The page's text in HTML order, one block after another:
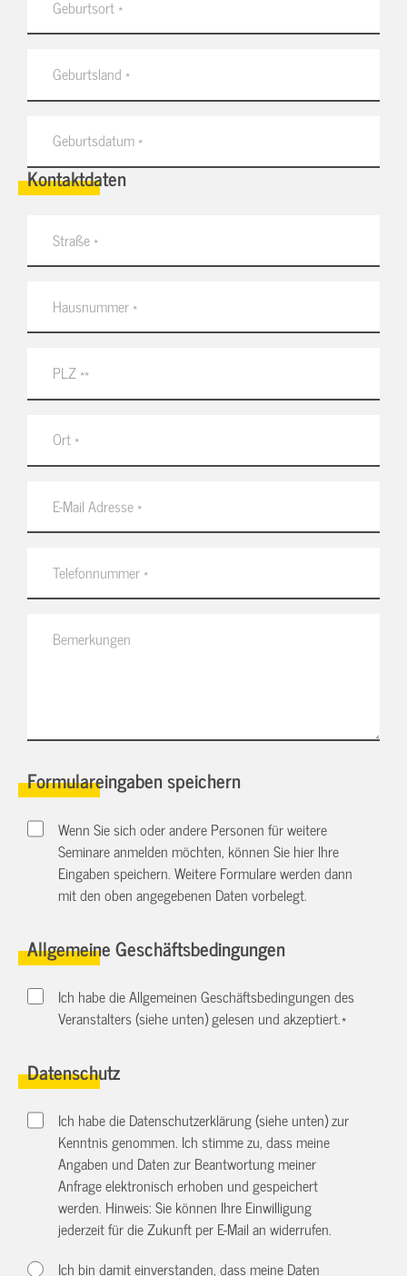
Kontaktdaten
Formulareingaben speichern
Wenn Sie sich oder andere Personen für weitere
Seminare anmelden möchten, können Sie hier Ihre
Eingaben speichern. Weitere Formulare werden dann
mit den oben angegebenen Daten vorbelegt.
Allgemeine Geschäftsbedingungen
Ich habe die Allgemeinen Geschäftsbedingungen des
Veranstalters (siehe unten) gelesen und akzeptiert.*
Datenschutz
Ich habe die Datenschutzerklärung (siehe unten) zur
Kenntnis genommen. Ich stimme zu, dass meine
Angaben und Daten zur Beantwortung meiner
Anfrage elektronisch erhoben und gespeichert
werden. Hinweis: Sie können Ihre Einwilligung
jederzeit für die Zukunft per E-Mail anwiderrufen.
Ich bin damit einverstanden, dass meine Daten